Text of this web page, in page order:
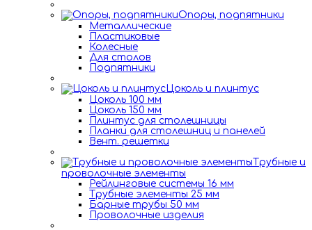
Опоры, подпятники
Металлические
Пластиковые
Колесные
Для столов
Подпятники
Цоколь и плинтус
Цоколь 100 мм
Цоколь 150 мм
Плинтус для столешницы
Планки для столешниц и панелей
Вент. решетки
Трубные и
проволочные элементы
Рейлинговые системы 16 мм
Трубные элементы 25 мм
Барные трубы 50 мм
Проволочные изделия